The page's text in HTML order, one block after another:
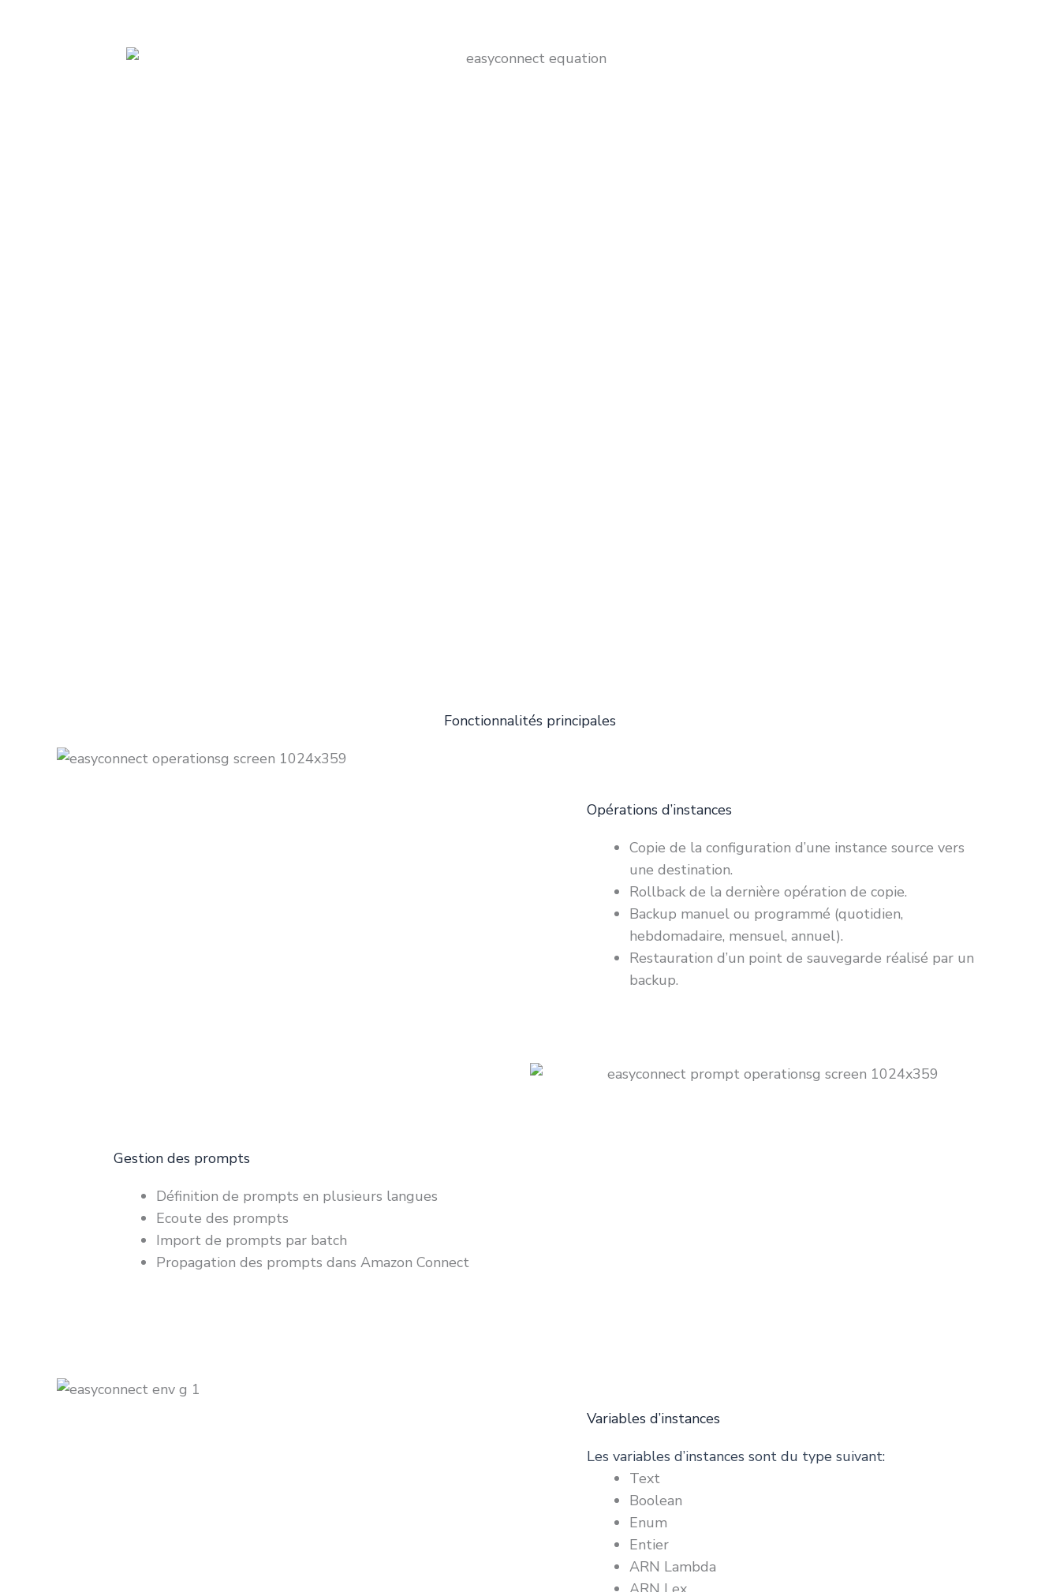
Fonctionnalités principales
Opérations d’instances
Copie de la configuration d’une instance source vers
une destination.
Rollback de la dernière opération de copie.
Backup manuel ou programmé (quotidien,
hebdomadaire, mensuel, annuel).
Restauration d’un point de sauvegarde réalisé par un
backup.
Gestion des prompts
Définition de prompts en plusieurs langues
Ecoute des prompts
Import de prompts par batch
Propagation des prompts dans Amazon Connect
Variables d’instances
Les variables d’instances sont du type suivant:
Text
Boolean
Enum
Entier
ARN Lambda